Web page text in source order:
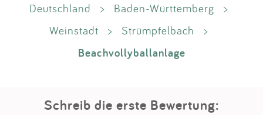
Deutschland > Baden-Württemberg
>
Weinstadt
> Strümpfelbach >
Beachvollyballanlage
Schreib die erste Bewertung: